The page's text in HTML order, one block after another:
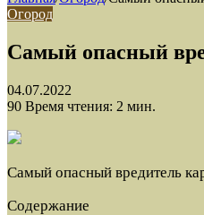
Огород
Самый опасный
04.07.2022
90 Время чтения: 2 мин.
Самый опасный вредитель
Содержание